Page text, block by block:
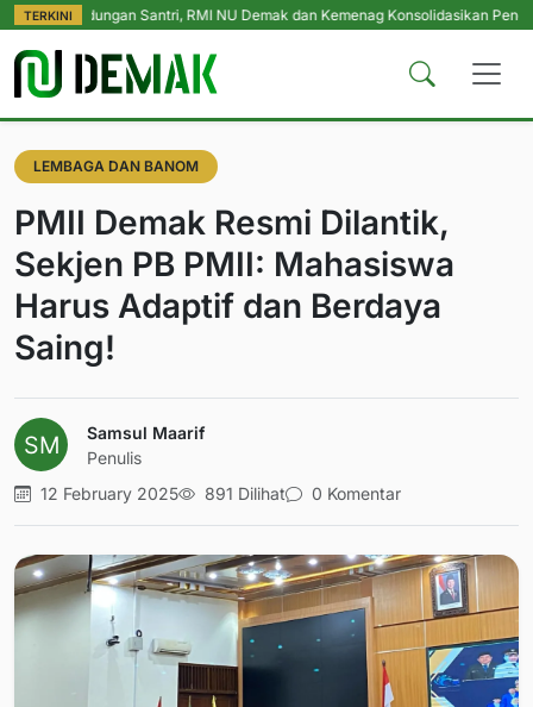
TERKINISantri, RMI NU Demak dan Kemenag Konsolidasikan Pengasuh
LEMBAGA DAN BANOM
PMII Demak Resmi Dilantik,
Sekjen PB PMII: Mahasiswa
Harus Adaptif dan Berdaya
Saing!
Samsul Maarif
Penulis
12 February 2025
891 Dilihat 0 Komentar